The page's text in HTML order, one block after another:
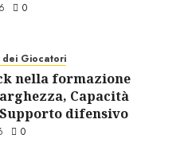
di
0
dei Giocatori
nella formazione
Capacità
difensivo
0